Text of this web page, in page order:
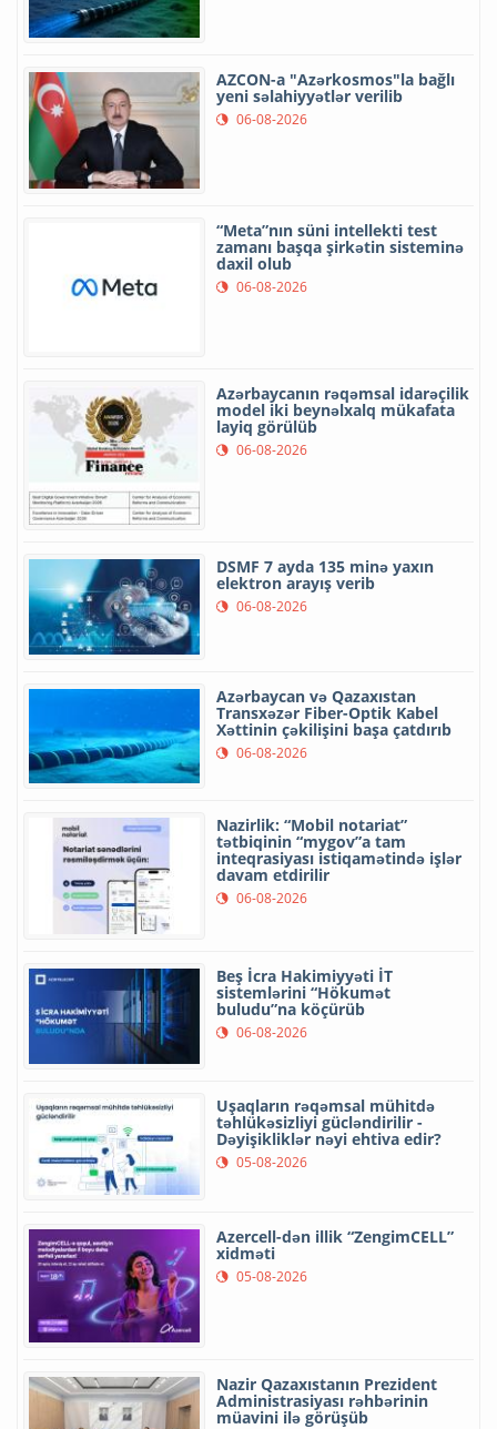
AZCON-a "Azərkosmos"la bağlı
yeni səlahiyyətlər verilib
06-08-2026
“Meta”nın süni intellekti test
zamanı başqa şirkətin sisteminə
daxil olub
06-08-2026
Azərbaycanın rəqəmsal idarəçilik
model iki beynəlxalq mükafata
layiq görülüb
06-08-2026
DSMF 7 ayda 135 minə yaxın
elektron arayış verib
06-08-2026
Azərbaycan və Qazaxıstan
Transxəzər Fiber-Optik Kabel
Xəttinin çəkilişini başa çatdırıb
06-08-2026
Nazirlik: “Mobil notariat”
tətbiqinin “mygov”a tam
inteqrasiyası istiqamətində işlər
davam etdirilir
06-08-2026
Beş İcra Hakimiyyəti İT
sistemlərini “Hökumət
buludu”na köçürüb
06-08-2026
Uşaqların rəqəmsal mühitdə
təhlükəsizliyi gücləndirilir -
Dəyişikliklər nəyi ehtiva edir?
05-08-2026
Azercell-dən illik “ZengimCELL”
xidməti
05-08-2026
Nazir Qazaxıstanın Prezident
Administrasiyası rəhbərinin
müavini ilə görüşüb